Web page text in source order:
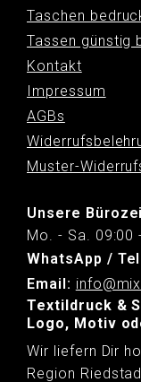
Taschen
Tassen günstig
Kontakt
Impressum
AGBs
Muster-
Unsere
Mo. - Sa. 09:00
WhatsApp /
Email:
Textildruck &
Logo, Motiv
Wir liefern Dir
Region